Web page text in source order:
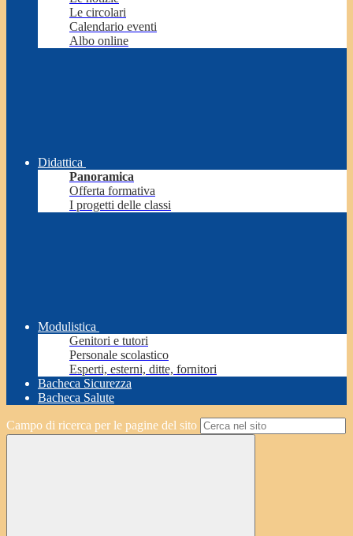
Le circolari
Calendario eventi
Albo online
Didattica
Panoramica
Offerta formativa
I progetti delle classi
Modulistica
Genitori e tutori
Personale scolastico
Esperti, esterni, ditte, fornitori
Bacheca Sicurezza
Bacheca Salute
Campo di ricerca per le pagine del sito